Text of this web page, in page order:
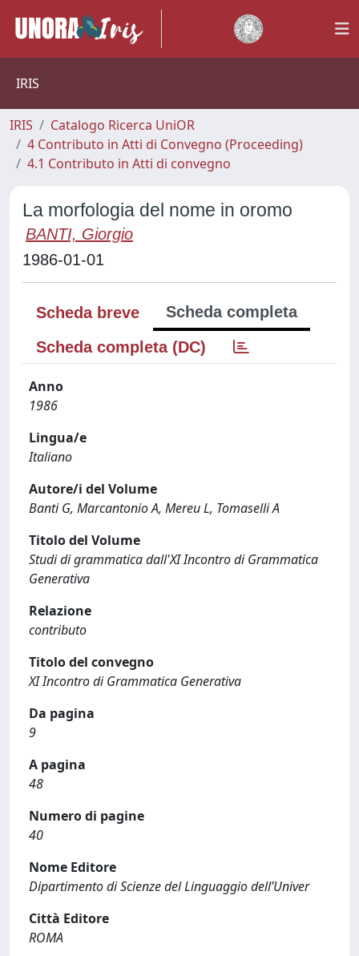
IRIS
IRIS
Catalogo Ricerca UniOR
4 Contributo in Atti di Convegno (Proceeding)
4.1 Contributo in Atti di convegno
La morfologia del nome in oromo
BANTI, Giorgio
1986-01-01
Scheda breve
Scheda completa
Scheda completa (DC)
Anno
1986
Lingua/e
Italiano
Autore/i del Volume
Banti G, Marcantonio A, Mereu L, Tomaselli A
Titolo del Volume
Studi di grammatica dall'XI Incontro di Grammatica
Generativa
Relazione
contributo
Titolo del convegno
XI Incontro di Grammatica Generativa
Da pagina
9
A pagina
48
Numero di pagine
40
Nome Editore
Dipartimento di Scienze del Linguaggio dell’Univer
Città Editore
ROMA